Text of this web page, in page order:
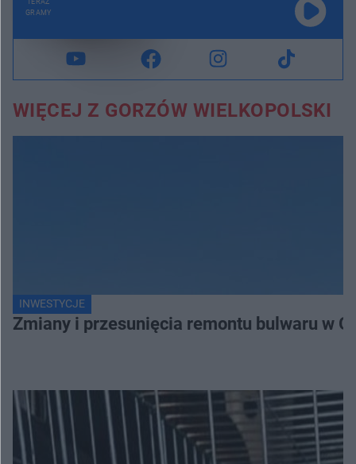
GRAMY
WIĘCEJ Z GORZÓW WIELKOPOLSKI
INWESTYCJE
Zmiany i przesunięcia remontu bulwaru w